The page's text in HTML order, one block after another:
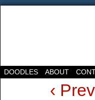
DOODLES ABOUT
‹ Prev